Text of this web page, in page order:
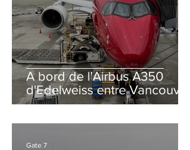
A bord de l'Airbus A350
d'Edelweiss entre Vancouver
et Zurich
Gate 7